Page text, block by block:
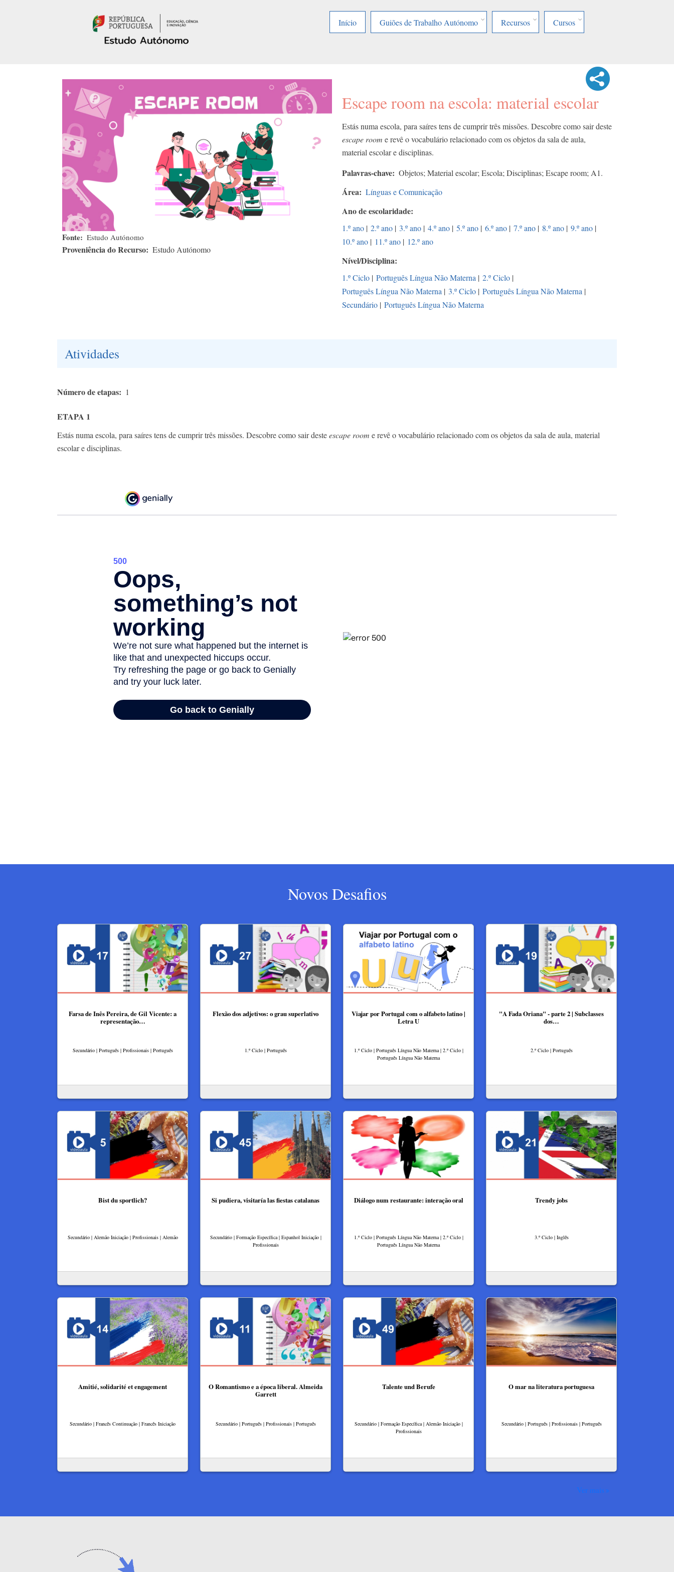
Início
Guiões de Trabalho Autónomo Recursos Cursos
Fonte Estudo Autónomo
Proveniência do Recurso Estudo Autónomo
Escape room na escola: material escolar
Estás numa escola, para saíres tens de cumprir três missões. Descobre como sair deste
escape room e revê o vocabulário relacionado com os objetos da sala de aula,
material escolar e disciplinas.
Palavras-chave Objetos; Material escolar; Escola; Disciplinas; Escape room; A1.
Área Línguas e Comunicação
Ano de escolaridade
1.º ano | 2.º ano | 3.º ano | 4.º ano | 5.º ano | 6.º ano | 7.º ano | 8.º ano | 9.º ano |
10.º ano | 11.º ano | 12.º ano
Nível/Disciplina
1.º Ciclo | Português Língua Não Materna | 2.º Ciclo |
Português Língua Não Materna | 3.º Ciclo | Português Língua Não Materna |
Secundário | Português Língua Não Materna
Atividades
Número de etapas 1
ETAPA 1
Estás numa escola, para saíres tens de cumprir três missões. Descobre como sair desteescape room e revê o vocabulário relacionado com os objetos da sala de aula, material
escolar e disciplinas.
Novos Desafios
Farsa de Inês Pereira, de Gil Vicente: a
representação…
Secundário | Português | Profissionais | Português
Flexão dos adjetivos: o grau superlativo
1.º Ciclo | Português
Viajar por Portugal com o alfabeto latino |
Letra U
1.º Ciclo | Português Língua Não Materna | 2.º Ciclo |
Português Língua Não Materna
"A Fada Oriana" - parte 2 | Subclasses
dos…
2.º Ciclo | Português
Bist du sportlich?
Secundário | Alemão Iniciação | Profissionais | Alemão
Si pudiera, visitaría las fiestas catalanas
Secundário | Formação Específica | Espanhol Iniciação |
Profissionais
Diálogo num restaurante: interação oral
1.º Ciclo | Português Língua Não Materna | 2.º Ciclo |
Português Língua Não Materna
Trendy jobs
3.º Ciclo | Inglês
Amitié, solidarité et engagement
Secundário | Francês Continuação | Francês Iniciação
O Romantismo e a época liberal. Almeida
Garrett
Secundário | Português | Profissionais | Português
Talente und Berufe
Secundário | Formação Específica | Alemão Iniciação |
Profissionais
O mar na literatura portuguesa
Secundário | Português | Profissionais | Português
Ver mais